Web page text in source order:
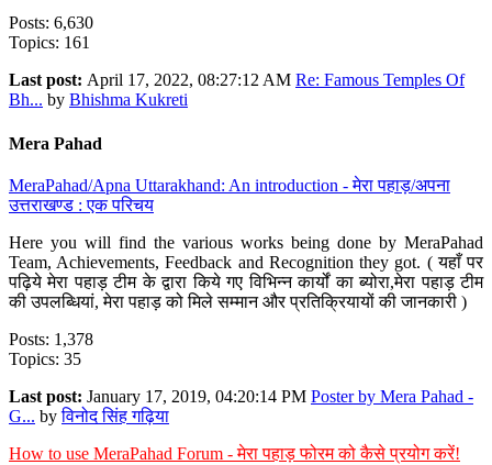
Posts: 6,630
Topics: 161
Last post: April 17, 2022, 08:27:12 AM Re: Famous Temples Of
Bh... by Bhishma Kukreti
Mera Pahad
MeraPahad/Apna Uttarakhand: An introduction - मेरा पहाड़/अपना
उत्तराखण्ड : एक परिचय
Here you will find the various works being done by MeraPahad
Team, Achievements, Feedback and Recognition they got. ( यहाँ पर
पढ़िये मेरा पहाड़ टीम के द्वारा किये गए विभिन्न कार्यों का ब्योरा,मेरा पहाड़ टीम
की उपलब्धियां, मेरा पहाड़ को मिले सम्मान और प्रतिक्रियायों की जानकारी )
Posts: 1,378
Topics: 35
Last post: January 17, 2019, 04:20:14 PM Poster by Mera Pahad -
G... byविनोद सिंह गढ़िया
How to use MeraPahad Forum - मेरा पहाड़ फोरम को कैसे प्रयोग करें!